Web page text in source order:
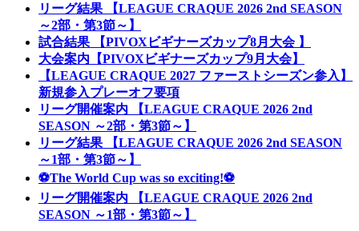
リーグ結果 【LEAGUE CRAQUE 2026 2nd SEASON
～2部・第3節～】
試合結果 【PIVOXビギナーズカップ8月大会 】
大会案内【PIVOXビギナーズカップ9月大会】
【LEAGUE CRAQUE 2027 ファーストシーズン参入】
新規参入プレーオフ要項
リーグ開催案内 【LEAGUE CRAQUE 2026 2nd
SEASON ～2部・第3節～】
リーグ結果 【LEAGUE CRAQUE 2026 2nd SEASON
～1部・第3節～】
⚽The World Cup was so exciting!⚽
リーグ開催案内 【LEAGUE CRAQUE 2026 2nd
SEASON ～1部・第3節～】